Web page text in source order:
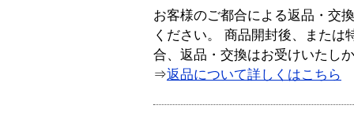
お客様のご都合による返品・交
ください。 商品開封後、または
合、返品・交換はお受けいたし
⇒返品について詳しくはこちら